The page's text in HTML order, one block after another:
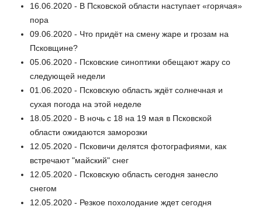
16.06.2020 - В Псковской области наступает «горячая»
пора
09.06.2020 - Что придёт на смену жаре и грозам на
Псковщине?
05.06.2020 - Псковские синоптики обещают жару со
следующей недели
01.06.2020 - Псковскую область ждёт солнечная и
сухая погода на этой неделе
18.05.2020 - В ночь с 18 на 19 мая в Псковской
области ожидаются заморозки
12.05.2020 - Псковичи делятся фотографиями, как
встречают "майский" снег
12.05.2020 - Псковскую область сегодня занесло
снегом
12.05.2020 - Резкое похолодание ждет сегодня